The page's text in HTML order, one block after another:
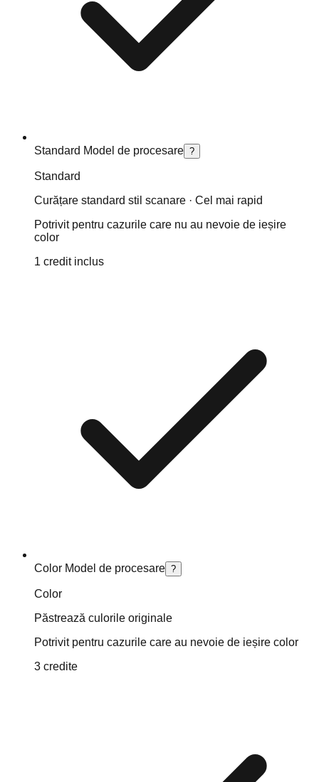
Standard Model de procesare ?
Standard
Curățare standard stil scanare · Cel mai rapid
Potrivit pentru cazurile care nu au nevoie de ieșire
color
1 credit inclus
Color Model de procesare ?
Color
Păstrează culorile originale
Potrivit pentru cazurile care au nevoie de ieșire color
3 credite